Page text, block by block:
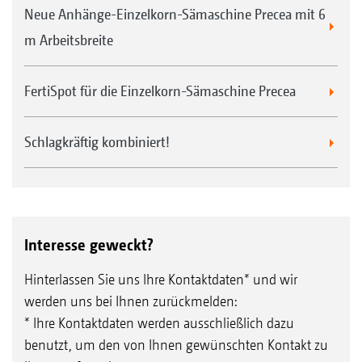
Neue Anhänge-Einzelkorn-Sämaschine Precea mit 6
m Arbeitsbreite
FertiSpot für die Einzelkorn-Sämaschine Precea
Schlagkräftig kombiniert!
Interesse geweckt?
Hinterlassen Sie uns Ihre Kontaktdaten* und wir
werden uns bei Ihnen zurückmelden:
* Ihre Kontaktdaten werden ausschließlich dazu
benutzt, um den von Ihnen gewünschten Kontakt zu